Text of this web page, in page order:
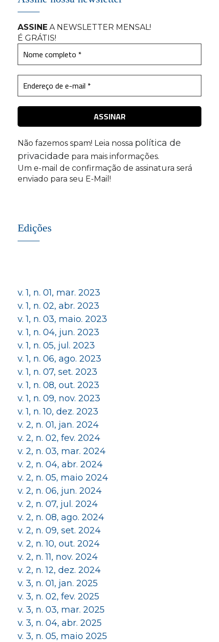
ASSINE A NEWSLETTER MENSAL!
É GRÁTIS!
Não fazemos spam! Leia nossa política de
privacidade para mais informações.
Um e-mail de confirmação de assinatura será
enviado para seu E-Mail!
Edições
v. 1, n. 01, mar. 2023
v. 1, n. 02, abr. 2023
v. 1, n. 03, maio. 2023
v. 1, n. 04, jun. 2023
v. 1, n. 05, jul. 2023
v. 1, n. 06, ago. 2023
v. 1, n. 07, set. 2023
v. 1, n. 08, out. 2023
v. 1, n. 09, nov. 2023
v. 1, n. 10, dez. 2023
v. 2, n. 01, jan. 2024
v. 2, n. 02, fev. 2024
v. 2, n. 03, mar. 2024
v. 2, n. 04, abr. 2024
v. 2, n. 05, maio 2024
v. 2, n. 06, jun. 2024
v. 2, n. 07, jul. 2024
v. 2, n. 08, ago. 2024
v. 2, n. 09, set. 2024
v. 2, n. 10, out. 2024
v. 2, n. 11, nov. 2024
v. 2, n. 12, dez. 2024
v. 3, n. 01, jan. 2025
v. 3, n. 02, fev. 2025
v. 3, n. 03, mar. 2025
v. 3, n. 04, abr. 2025
v. 3, n. 05, maio 2025